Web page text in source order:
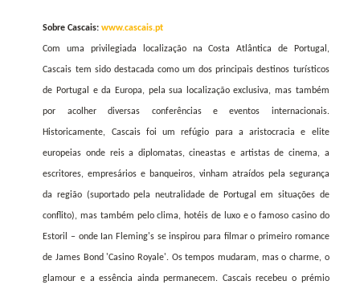
Sobre Cascais:www.cascais.pt
Com uma privilegiada localização na Costa Atlântica de Portugal,
Cascais tem sido destacada como um dos principais destinos turísticos
de Portugal e da Europa, pela sua localização exclusiva, mas também
por acolher diversas conferências e eventos internacionais.
Historicamente, Cascais foi um refúgio para a aristocracia e elite
europeias onde reis a diplomatas, cineastas e artistas de cinema, a
escritores, empresários e banqueiros, vinham atraídos pela segurança
da região (suportado pela neutralidade de Portugal em situações de
conflito), mas também pelo clima, hotéis de luxo e o famoso casino do
Estoril – onde Ian Fleming's se inspirou para filmar o primeiro romance
de James Bond 'Casino Royale'. Os tempos mudaram, mas o charme, o
glamour e a essência ainda permanecem. Cascais recebeu o prémio